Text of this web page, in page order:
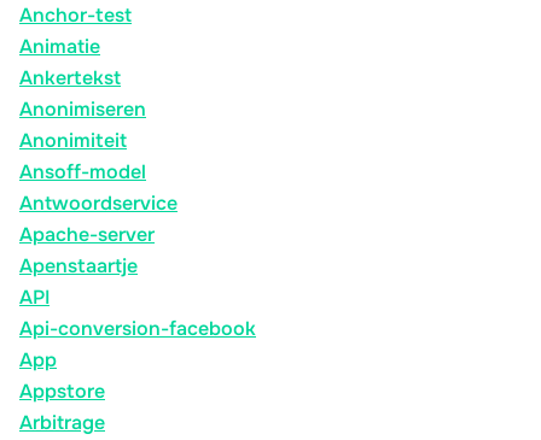
Anchor-test
Animatie
Ankertekst
Anonimiseren
Anonimiteit
Ansoff-model
Antwoordservice
Apache-server
Apenstaartje
API
Api-conversion-facebook
App
Appstore
Arbitrage